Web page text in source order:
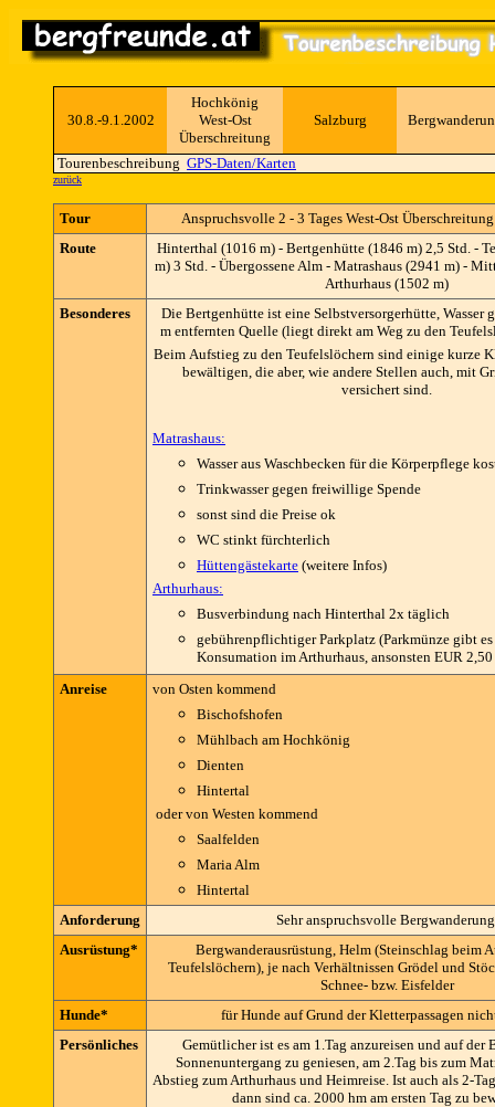
30.8.-9.1.2002
Hochkönig
West-Ost
Überschreitung
Salzburg
Tourenbeschreibung GPS-Daten/Karten
zurück
Tour
Anspruchsvolle 2 - 3 Tages West-Ost
Route
Hinterthal (1016 m) - Bertgenhütte (1846 m) 2,5 Std. -
m) 3 Std. - Übergossene Alm - Matrashaus (2941 m) -
Arthurhaus (1502 m)
Besonderes
Die Bertgenhütte ist eine Selbstversorgerhütte, Wasser
m entfernten Quelle (liegt direkt am Weg zu den
Beim Aufstieg zu den Teufelslöchern sind einige kurze
bewältigen, die aber, wie andere Stellen auch, mit
versichert sind.
Matrashaus:
Wasser aus Waschbecken für die Körperpflege
Trinkwasser gegen freiwillige Spende
sonst sind die Preise ok
WC stinkt fürchterlich
Hüttengästekarte (weitere Infos)
Arthurhaus:
Busverbindung nach Hinterthal 2x täglich
gebührenpflichtiger Parkplatz (Parkmünze gibt
Konsumation im Arthurhaus, ansonsten EUR
Anreise
von Osten kommend
Bischofshofen
Mühlbach am Hochkönig
Dienten
Hintertal
oder von Westen kommend
Saalfelden
Maria Alm
Hintertal
Anforderung
Sehr anspruchsvolle
Ausrüstung*
Bergwanderausrüstung, Helm (Steinschlag beim
Teufelslöchern), je nach Verhältnissen Grödel und
Schnee- bzw. Eisfelder
Hunde*
für Hunde auf Grund der Kletterpassagen
Persönliches
Gemütlicher ist es am 1.Tag anzureisen und auf der
Sonnenuntergang zu geniesen, am 2.Tag bis zum
Abstieg zum Arthurhaus und Heimreise. Ist auch als 2-
dann sind ca. 2000 hm am ersten Tag zu